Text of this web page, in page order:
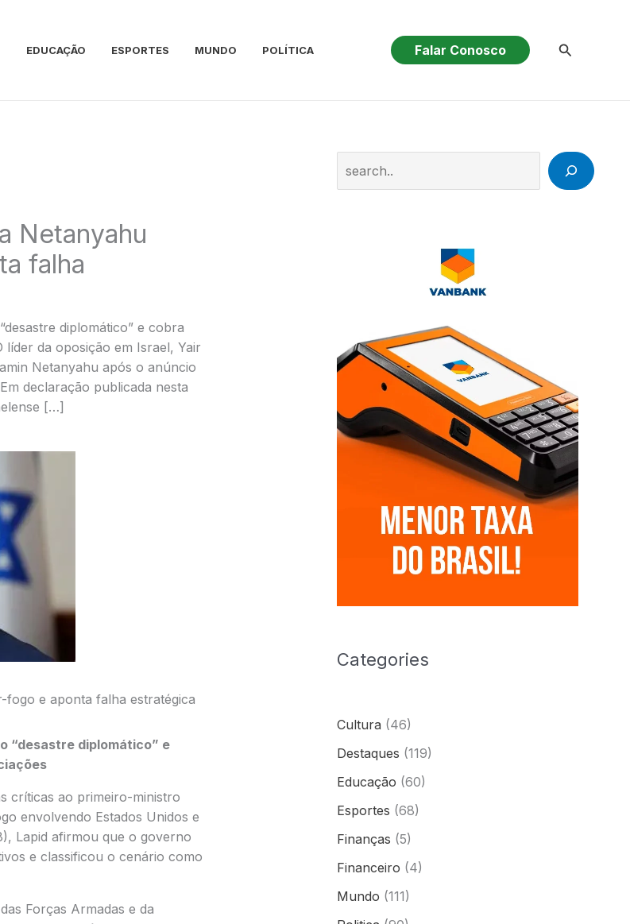
EDUCAÇÃO ESPORTES MUNDO POLÍTICA Falar Conosco Pesquisar
Netanyahu
falha
diplomático” e cobra
líder da oposição em Israel, Yair
Netanyahu após o anúncio
declaração publicada nesta
[…]
fogo e aponta falha estratégica
“desastre diplomático” e
críticas ao primeiro-ministro
envolvendo Estados Unidos e
Lapid afirmou que o governo
e classificou o cenário como
Forças Armadas e da
Categories
Cultura (46)
Destaques (119)
Educação (60)
Esportes (68)
Finanças (5)
Financeiro (4)
Mundo (111)